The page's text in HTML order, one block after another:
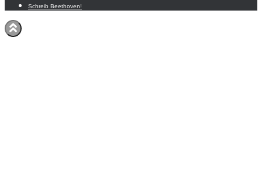
Schreib Beethoven!